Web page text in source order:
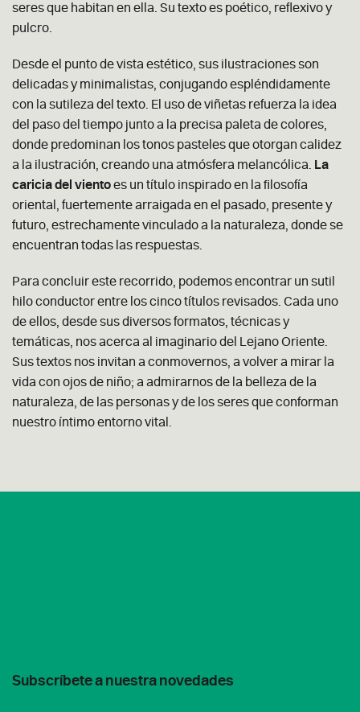
seres que habitan en ella. Su texto es poético, reflexivo y
pulcro.
Desde el punto de vista estético, sus ilustraciones son
delicadas y minimalistas, conjugando espléndidamente
con la sutileza del texto. El uso de viñetas refuerza la idea
del paso del tiempo junto a la precisa paleta de colores,
donde predominan los tonos pasteles que otorgan calidez
a la ilustración, creando una atmósfera melancólica. La
caricia del vientoes un título inspirado en la filosofía
oriental, fuertemente arraigada en el pasado, presente y
futuro, estrechamente vinculado a la naturaleza, donde se
encuentran todas las respuestas.
Para concluir este recorrido, podemos encontrar un sutil
hilo conductor entre los cinco títulos revisados. Cada uno
de ellos, desde sus diversos formatos, técnicas y
temáticas, nos acerca al imaginario del Lejano Oriente.
Sus textos nos invitan a conmovernos, a volver a mirar la
vida con ojos de niño; a admirarnos de la belleza de la
naturaleza, de las personas y de los seres que conforman
nuestro íntimo entorno vital.
Subscríbete a nuestra novedades